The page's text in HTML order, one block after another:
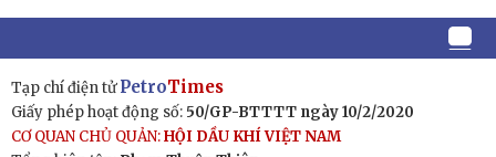
Tạp chí điện tửPetroTimes
Giấy phép hoạt động số: 50/GP-BTTTT ngày 10/2/2020
CƠ QUAN CHỦ QUẢN:HỘI DẦU KHÍ VIỆT NAM